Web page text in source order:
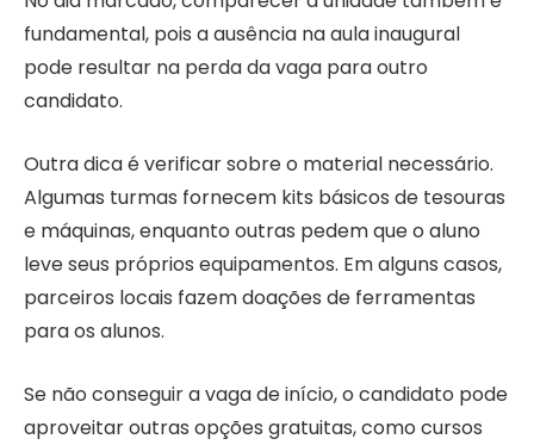
fundamental, pois a ausência na aula inaugural
pode resultar na perda da vaga para outro
candidato.
Outra dica é verificar sobre o material necessário.
Algumas turmas fornecem kits básicos de tesouras
e máquinas, enquanto outras pedem que o aluno
leve seus próprios equipamentos. Em alguns casos,
parceiros locais fazem doações de ferramentas
para os alunos.
Se não conseguir a vaga de início, o candidato pode
aproveitar outras opções gratuitas, como cursos